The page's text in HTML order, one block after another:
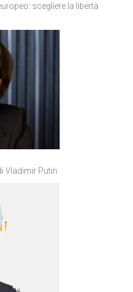
scegliere la libertà
Vladimir Putin